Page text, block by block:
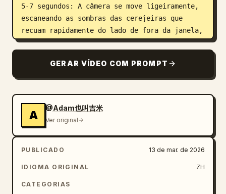
5-7 segundos: A câmera se move ligeiramente,
escaneando as sombras das cerejeiras que
recuam rapidamente do lado de fora da janela,
o som do vento se misturando com o burburinho
7-9 segundos: Volta para um close-up de seu
perfil lateral apoiado no encosto do banco do
sorriso suave, seu cabelo longo ainda
dançando selvagemente ao vento, alguns fios
grudando em sua bochecha e depois sendo
levados.
9-15 segundos: Ela se vira para olhar pela
janela para o campo de colza, imersa na bela
GERAR VÍDEO COM PROMPT
A
@Adam也叫吉米
Ver original
PUBLICADO 13 de mar. de 2026
IDIOMA ORIGINAL ZH
CATEGORIAS